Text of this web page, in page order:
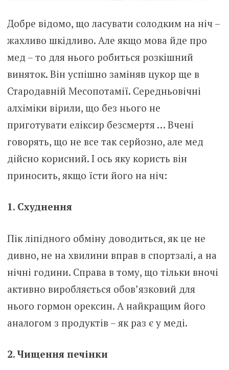
Добре відомо, що ласувати солодким на ніч –
жахливо шкідливо. Але якщо мова йде про
мед – то для нього робиться розкішний
виняток. Він успішно заміняв цукор ще в
Стародавній Месопотамії. Середньовічні
алхіміки вірили, що без нього не
приготувати еліксир безсмертя … Вчені
говорять, що не все так серйозно, але мед
дійсно корисний. І ось яку користь він
приносить, якщо їсти його на ніч:
1. Схуднення
Пік ліпідного обміну доводиться, як це не
дивно, не на хвилини вправ в спортзалі, а на
нічні години. Справа в тому, що тільки вночі
активно виробляється обов’язковий для
нього гормон орексин. А найкращим його
аналогом з продуктів – як раз є у меді.
2. Чищення печінки